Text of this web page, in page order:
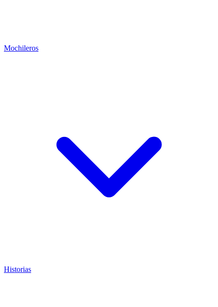
Mochileros
Historias